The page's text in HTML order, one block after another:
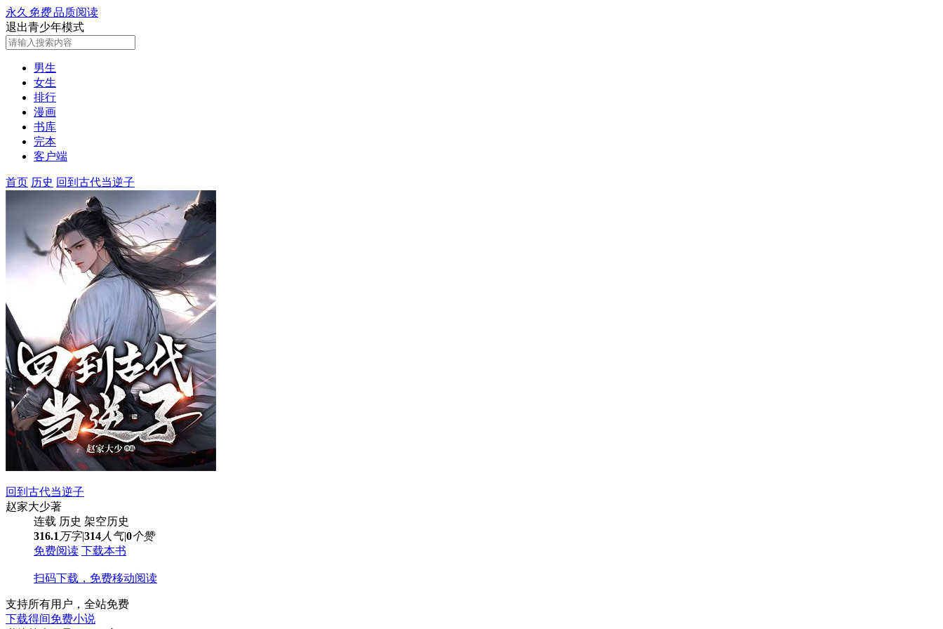
永久 免费品质阅读
退出青少年模式
男生
女生
排行
漫画
书库
完本
客户端
首页 历史 回到古代当逆子
回到古代当逆子
赵家大少著
连载 历史 架空历史
316.1 万字|314 人气|0个赞
免费阅读 下载本书
扫码下载，免费移动阅读
支持所有用户，全站免费
下载得间免费小说